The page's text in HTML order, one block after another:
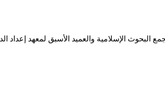
لمجمع البحوث الإسلامية والعميد الأسبق